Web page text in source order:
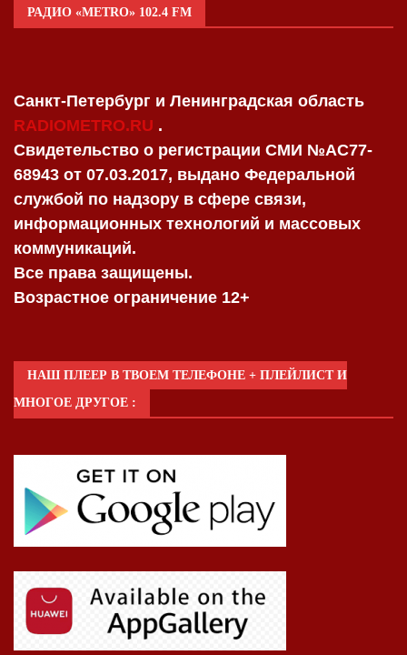
РАДИО «METRO» 102.4 FM
Санкт-Петербург и Ленинградская область
RADIOMETRO.RU .
Свидетельство о регистрации СМИ №AC77-
68943 от 07.03.2017, выдано Федеральной
службой по надзору в сфере связи,
информационных технологий и массовых
коммуникаций.
Все права защищены.
Возрастное ограничение 12+
НАШ ПЛЕЕР В ТВОЕМ ТЕЛЕФОНЕ + ПЛЕЙЛИСТ И
МНОГОЕ ДРУГОЕ :